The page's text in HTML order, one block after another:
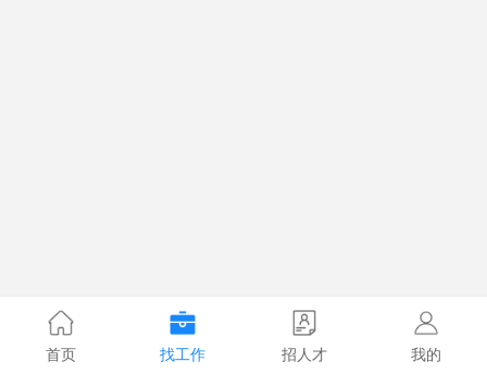
首页 找工作 招人才 我的